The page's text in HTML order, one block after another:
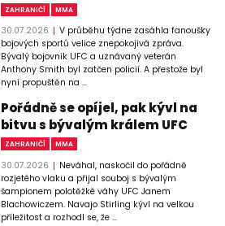
ZAHRANIČÍ MMA
30.07.2026
V průběhu týdne zasáhla fanoušky
bojových sportů velice znepokojivá zpráva.
Bývalý bojovník UFC a uznávaný veterán
Anthony Smith byl zatčen policií. A přestože byl
nyní propuštěn na ...
Pořádně se opíjel, pak kývl na
bitvu s bývalým králem UFC
ZAHRANIČÍ MMA
30.07.2026
Neváhal, naskočil do pořádně
rozjetého vlaku a přijal souboj s bývalým
šampionem polotěžké váhy UFC Janem
Blachowiczem. Navajo Stirling kývl na velkou
příležitost a rozhodl se, že ...